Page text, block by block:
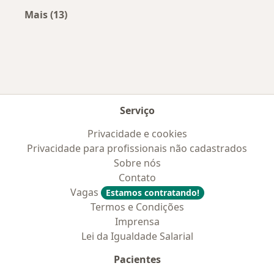
Mais (13)
Serviço
Privacidade e cookies
Privacidade para profissionais não cadastrados
Sobre nós
Contato
Vagas
Estamos contratando!
Termos e Condições
Imprensa
Lei da Igualdade Salarial
Pacientes